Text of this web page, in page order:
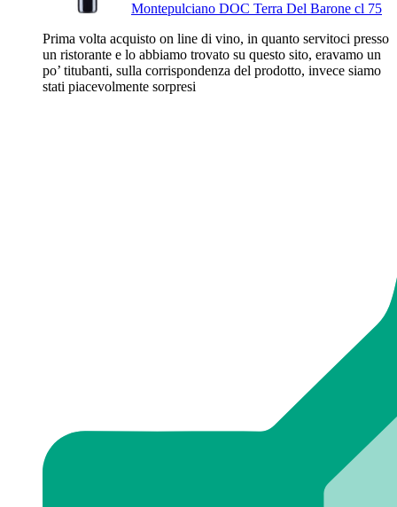
Montepulciano DOC Terra Del Barone cl 75
Prima volta acquisto on line di vino, in quanto servitoci presso
un ristorante e lo abbiamo trovato su questo sito, eravamo un
po’ titubanti, sulla corrispondenza del prodotto, invece siamo
stati piacevolmente sorpresi